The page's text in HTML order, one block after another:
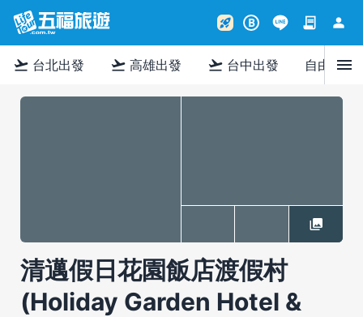
rocket_launch B contract person
flight_takeoff 台北出發 flight_takeoff 高雄出發 flight_takeoff 台中出發 自由行menu
清邁假日花園飯店渡假村
(Holiday Garden Hotel &